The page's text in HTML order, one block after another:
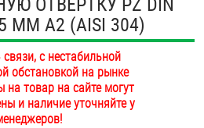
ММ А2 (AISI 304)
с нестабильной
обстановкой на рынке
на товар на сайте могут
и наличие уточняйте у